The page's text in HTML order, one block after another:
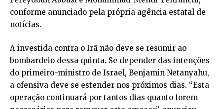
conforme anunciado pela própria agência estatal de
notícias.
A investida contra o Irã não deve se resumir ao
bombardeio dessa quinta. Se depender das intenções
do primeiro-ministro de Israel, Benjamin Netanyahu,
a ofensiva deve se estender nos próximos dias. “Esta
operação continuará por tantos dias quanto forem